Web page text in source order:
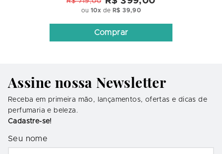
ou10x de R$ 39,90
Comprar
Assine nossa Newsletter
Receba em primeira mão, lançamentos, ofertas e dicas de
perfumaria e beleza.
Cadastre-se!
Seu nome